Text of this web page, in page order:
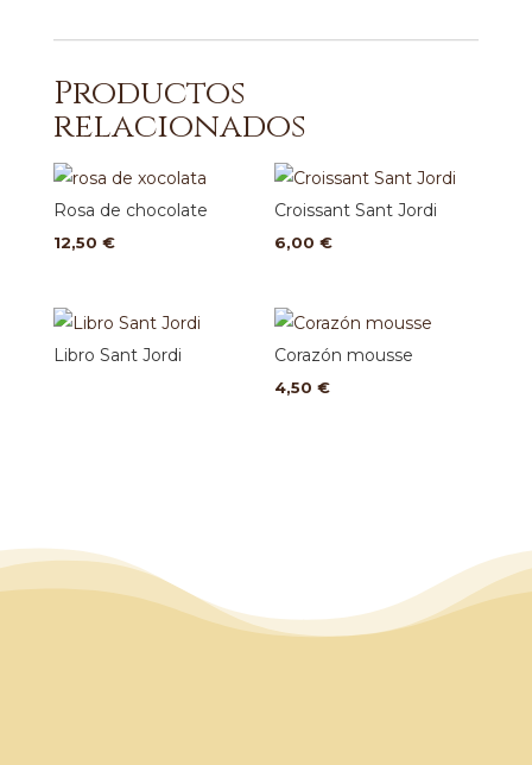
Productos
relacionados
Rosa de chocolate
12,50 €
Croissant Sant Jordi
6,00€
Libro Sant Jordi Corazón mousse
4,50€